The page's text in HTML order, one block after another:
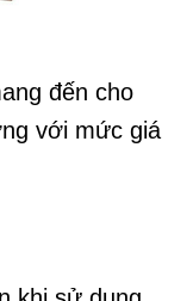
đến cho
với mức giá